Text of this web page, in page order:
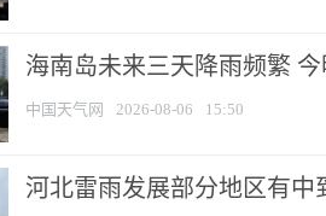
海南岛未来三天降雨频繁
中国天气网 2026-08-06 15:50
河北雷雨发展部分地区有中